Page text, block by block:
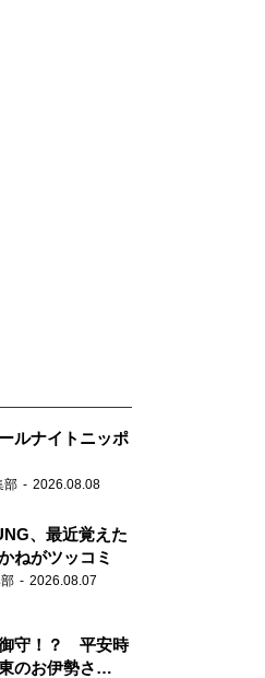
ルナイトニッポ
部 2026.08.08
、最近覚えた
ねがツッコミ
2026.08.07
守！？ 平安時
のお伊勢さ